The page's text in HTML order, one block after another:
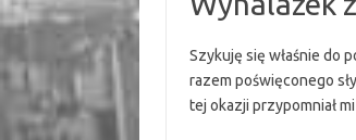
Szykuję się właśnie do
razem poświęconego
tej okazji przypomniał